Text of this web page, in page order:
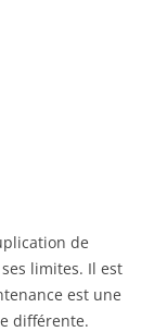
de
limites. Il est
est une
différente.